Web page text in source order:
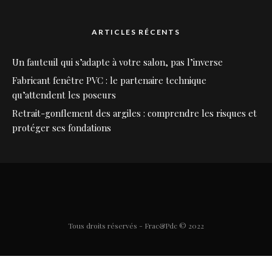
ARTICLES RÉCENTS
Un fauteuil qui s’adapte à votre salon, pas l’inverse
Fabricant fenêtre PVC : le partenaire technique
qu’attendent les poseurs
Retrait-gonflement des argiles : comprendre les risques et
protéger ses fondations
Tous droits réservés - Frac&Pdc © 2022